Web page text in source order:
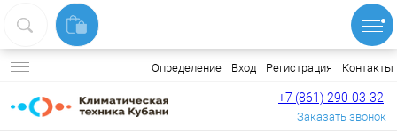
Определение Вход Регистрация Контакты
+7 (861) 290-03-32
Заказать звонок